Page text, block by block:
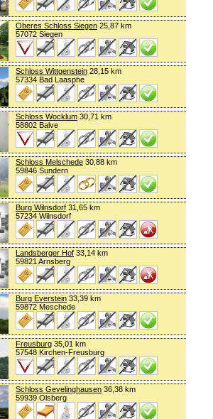
Oberes Schloss Siegen 25,87 km
57072 Siegen
Schloss Wittgenstein 28,15 km
57334 Bad Laasphe
Schloss Wocklum 30,71 km
58802 Balve
Schloss Melschede 30,88 km
59846 Sundern
Burg Wilnsdorf 31,65 km
57234 Wilnsdorf
Landsberger Hof 33,14 km
59821 Arnsberg
Burg Everstein 33,39 km
59872 Meschede
Freusburg 35,01 km
57548 Kirchen-Freusburg
Schloss Gevelinghausen 36,38 km
59939 Olsberg